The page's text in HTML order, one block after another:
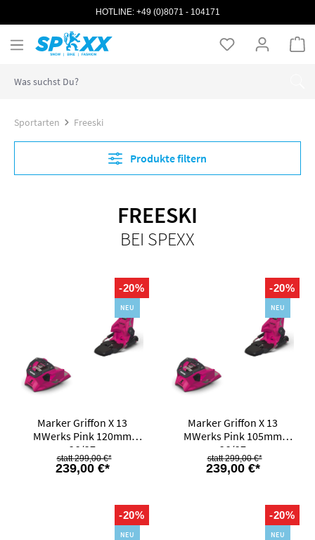
Zum Hauptinhalt springen
HOTLINE: +49 (0)8071 - 104171
Sportarten Freeski
Produkte filtern
FREESKI
BEI SPEXX
-20%
NEU
Marker Griffon X 13
MWerks Pink 120mm
26/27
239,00 €*
299,00 €*
-20%
NEU
Marker Griffon X 13
MWerks Pink 105mm
26/27
239,00 €*
299,00 €*
-20%
NEU
-20%
NEU